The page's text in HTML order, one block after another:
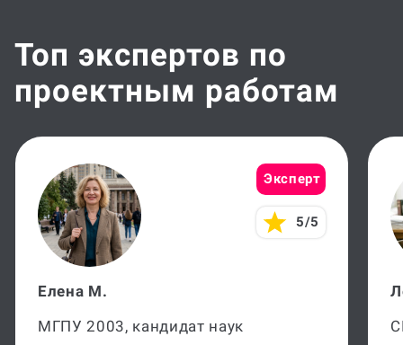
Топ экспертов по
проектным работам
Эксперт
5/5
Елена М.
МГПУ 2003, кандидат наук